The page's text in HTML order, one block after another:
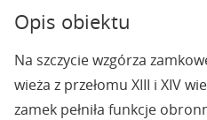
Opis obiektu
Na szczycie wzgórza
wieża z przełomu XIII i XIV
zamek pełniła funkcje